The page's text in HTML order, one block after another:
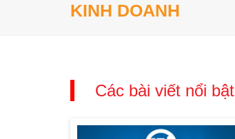
KINH DOANH
Các bài viết nổi bật